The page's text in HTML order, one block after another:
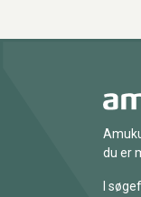
du er
I